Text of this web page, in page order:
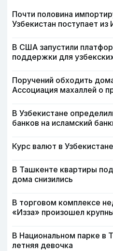
Почти половина
Узбекистан поступает из
В США запустили
поддержки для
Поручений обходить
Ассоциация махаллей о
В Узбекистане
банков на исламский
Курс валют в
В Ташкенте квартиры
дома снизились
В торговом комплексе
«Изза» произошел
В Национальном парке в
летняя девочка